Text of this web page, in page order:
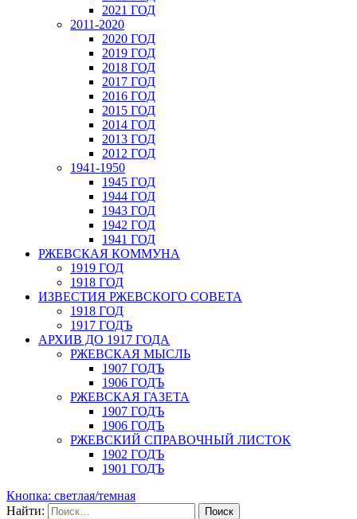
2021 ГОД
2011-2020
2020 ГОД
2019 ГОД
2018 ГОД
2017 ГОД
2016 ГОД
2015 ГОД
2014 ГОД
2013 ГОД
2012 ГОД
1941-1950
1945 ГОД
1944 ГОД
1943 ГОД
1942 ГОД
1941 ГОД
РЖЕВСКАЯ КОММУНА
1919 ГОД
1918 ГОД
ИЗВЕСТИЯ РЖЕВСКОГО СОВЕТА
1918 ГОД
1917 ГОДЪ
АРХИВ ДО 1917 ГОДА
РЖЕВСКАЯ МЫСЛЬ
1907 ГОДЪ
1906 ГОДЪ
РЖЕВСКАЯ ГАЗЕТА
1907 ГОДЪ
1906 ГОДЪ
РЖЕВСКИЙ СПРАВОЧНЫЙ ЛИСТОК
1902 ГОДЪ
1901 ГОДЪ
Кнопка: светлая/темная
Найти: